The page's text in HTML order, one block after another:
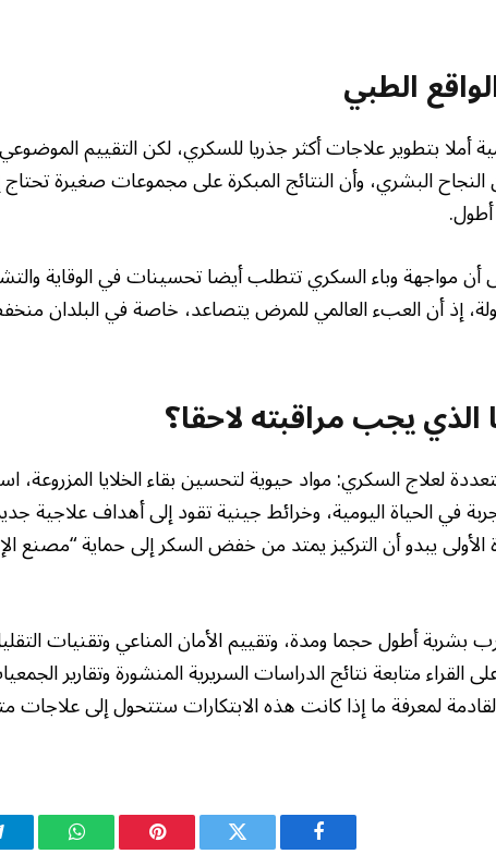
الطبي
أملا بتطوير علاجات أكثر جذريا للسكري، لكن التقييم
البشري، وأن النتائج المبكرة على مجموعات صغيرة تحتاج
أن مواجهة وباء السكري تتطلب أيضا تحسينات في الوقاية
إذ أن العبء العالمي للمرض يتصاعد، خاصة في البلدان
يجب مراقبته لاحقا؟
لعلاج السكري: مواد حيوية لتحسين بقاء الخلايا المزروعة،
في الحياة اليومية، وخرائط جينية تقود إلى أهداف علاجية
الأولى يبدو أن التركيز يمتد من خفض السكر إلى حماية “مصنع
بشرية أطول حجما ومدة، وتقييم الأمان المناعي وتقنيات
متابعة نتائج الدراسات السريرية المنشورة وتقارير
لمعرفة ما إذا كانت هذه الابتكارات ستتحول إلى علاجات
فيسبوك تويتر بينتيريستواتساب